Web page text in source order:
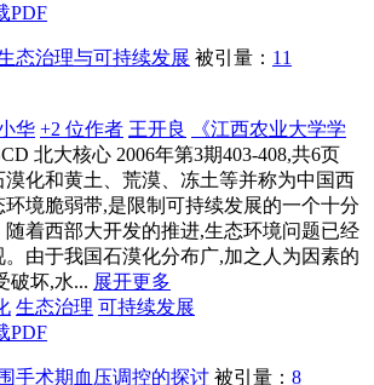
PDF
态治理与可持续发展 被引量： 11
华 +2 位作者 王开良
《江西农业大学学
北大核心 2006年第3期403-408,共6页
漠化和黄土、荒漠、冻土等并称为中国西
境脆弱带,是限制可持续发展的一个十分
随着西部大开发的推进,生态环境问题已经
。由于我国石漠化分布广,加之人为因素的
破坏,水... 展开更多
生态治理 可持续发展
PDF
手术期血压调控的探讨 被引量： 8